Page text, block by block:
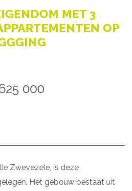
MET 3
OP
000
Zwevezele, is deze
Het gebouw bestaat uit